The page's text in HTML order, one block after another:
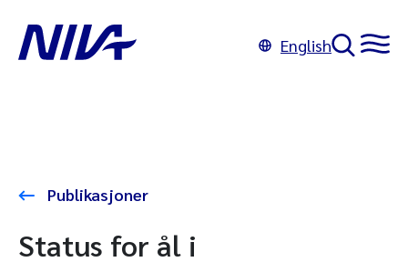
English
Publikasjoner
Status for ål i